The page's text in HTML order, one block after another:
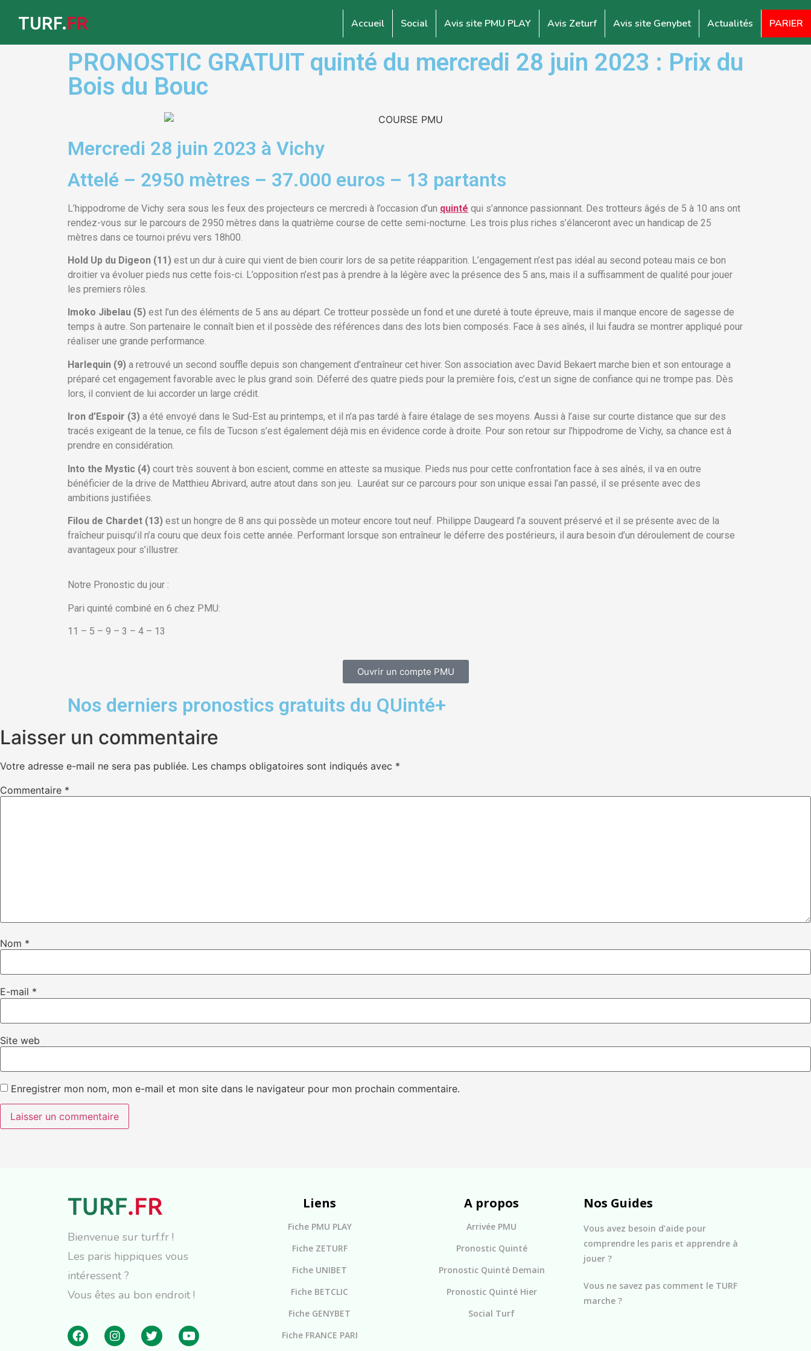
TURF.FR Accueil Social Avis site PMU PLAY Avis Zeturf Avis site Genybet Actualités PARIER
PRONOSTIC GRATUIT quinté du mercredi 28 juin 2023 : Prix du
Bois du Bouc
Mercredi 28 juin 2023 à Vichy
Attelé – 2950 mètres – 37.000 euros – 13 partants
L’hippodrome de Vichy sera sous les feux des projecteurs ce mercredi à l’occasion d’un quinté qui s’annonce passionnant. Des trotteurs âgés de 5 à 10 ans ont
rendez-vous sur le parcours de 2950 mètres dans la quatrième course de cette semi-nocturne. Les trois plus riches s’élanceront avec un handicap de 25
mètres dans ce tournoi prévu vers 18h00.
Hold Up du Digeon (11) est un dur à cuire qui vient de bien courir lors de sa petite réapparition. L’engagement n’est pas idéal au second poteau mais ce bon
droitier va évoluer pieds nus cette fois-ci. L’opposition n’est pas à prendre à la légère avec la présence des 5 ans, mais il a suffisamment de qualité pour jouer
les premiers rôles.
Imoko Jibelau (5) est l’un des éléments de 5 ans au départ. Ce trotteur possède un fond et une dureté à toute épreuve, mais il manque encore de sagesse de
temps à autre. Son partenaire le connaît bien et il possède des références dans des lots bien composés. Face à ses aînés, il lui faudra se montrer appliqué pour
réaliser une grande performance.
Harlequin (9) a retrouvé un second souffle depuis son changement d’entraîneur cet hiver. Son association avec David Bekaert marche bien et son entourage a
préparé cet engagement favorable avec le plus grand soin. Déferré des quatre pieds pour la première fois, c’est un signe de confiance qui ne trompe pas. Dès
lors, il convient de lui accorder un large crédit.
Iron d’Espoir (3) a été envoyé dans le Sud-Est au printemps, et il n’a pas tardé à faire étalage de ses moyens. Aussi à l’aise sur courte distance que sur des
tracés exigeant de la tenue, ce fils de Tucson s’est également déjà mis en évidence corde à droite. Pour son retour sur l’hippodrome de Vichy, sa chance est à
prendre en considération.
Into the Mystic (4) court très souvent à bon escient, comme en atteste sa musique. Pieds nus pour cette confrontation face à ses aînés, il va en outre
bénéficier de la drive de Matthieu Abrivard, autre atout dans son jeu. Lauréat sur ce parcours pour son unique essai l’an passé, il se présente avec des
ambitions justifiées.
Filou de Chardet (13) est un hongre de 8 ans qui possède un moteur encore tout neuf. Philippe Daugeard l’a souvent préservé et il se présente avec de la
fraîcheur puisqu’il n’a couru que deux fois cette année. Performant lorsque son entraîneur le déferre des postérieurs, il aura besoin d’un déroulement de course
avantageux pour s’illustrer.
Notre Pronostic du jour :
Pari quinté combiné en 6 chez PMU:
11 – 5 – 9 – 3 – 4 – 13
Ouvrir un compte PMU
Nos derniers pronostics gratuits du QUinté+
Laisser un commentaire
Votre adresse e-mail ne sera pas publiée. Les champs obligatoires sont indiqués avec *
Commentaire *
Nom *
E-mail *
Site web
Enregistrer mon nom, mon e-mail et mon site dans le navigateur pour mon prochain commentaire.
Bienvenue sur turf.fr !
Les paris hippiques vous
intéressent ?
Vous êtes au bon endroit !
Liens
Fiche PMU PLAY
Fiche ZETURF
Fiche UNIBET
Fiche BETCLIC
Fiche GENYBET
Fiche FRANCE PARI
A propos
Arrivée PMU
Pronostic Quinté
Pronostic Quinté Demain
Pronostic Quinté Hier
Social Turf
Nos Guides
Vous avez besoin d’aide pour
comprendre les paris et apprendre à
jouer ?
Vous ne savez pas comment le TURF
marche ?